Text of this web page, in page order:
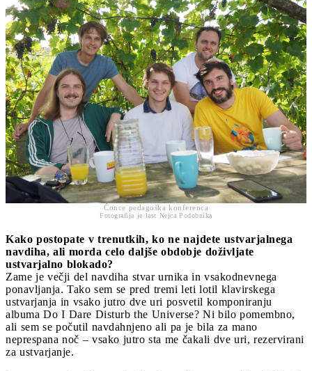
Čonce pedagoška konferenca
Fotografija je last Nejca Podobnika
Kako postopate v trenutkih, ko ne najdete ustvarjalnega
navdiha, ali morda celo daljše obdobje doživljate
ustvarjalno blokado?
Zame je večji del navdiha stvar urnika in vsakodnevnega
ponavljanja. Tako sem se pred tremi leti lotil klavirskega
ustvarjanja in vsako jutro dve uri posvetil komponiranju
albuma Do I Dare Disturb the Universe? Ni bilo pomembno,
ali sem se počutil navdahnjeno ali pa je bila za mano
neprespana noč – vsako jutro sta me čakali dve uri, rezervirani
za ustvarjanje.